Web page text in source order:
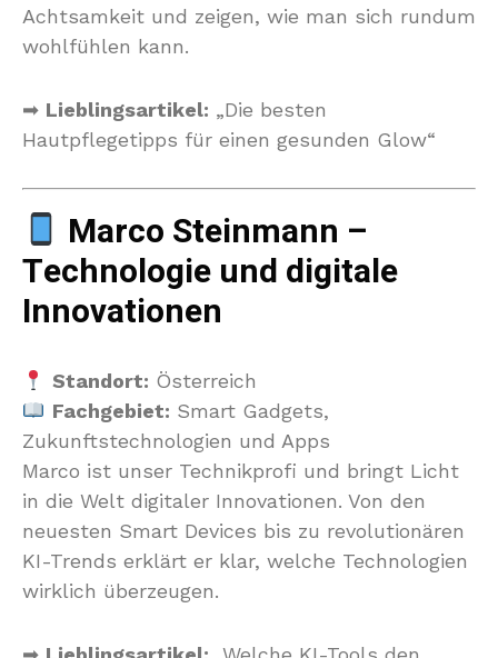
Achtsamkeit und zeigen, wie man sich rundum
wohlfühlen kann.
➡ Lieblingsartikel: „Die besten
Hautpflegetipps für einen gesunden Glow“
Marco Steinmann –
Technologie und digitale
Innovationen
Standort: Österreich
Fachgebiet: Smart Gadgets,
Zukunftstechnologien und Apps
Marco ist unser Technikprofi und bringt Licht
in die Welt digitaler Innovationen. Von den
neuesten Smart Devices bis zu revolutionären
KI-Trends erklärt er klar, welche Technologien
wirklich überzeugen.